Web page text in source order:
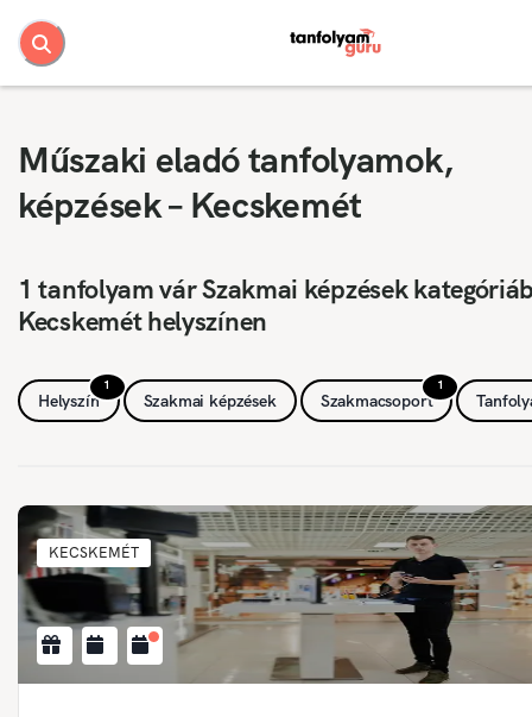
Műszaki eladó tanfolyamok,
képzések – Kecskemét
1 tanfolyam vár Szakmai képzések
Kecskemét helyszínen
1
Helyszín Szakmai képzések
1
Szakmacsoport
KECSKEMÉT